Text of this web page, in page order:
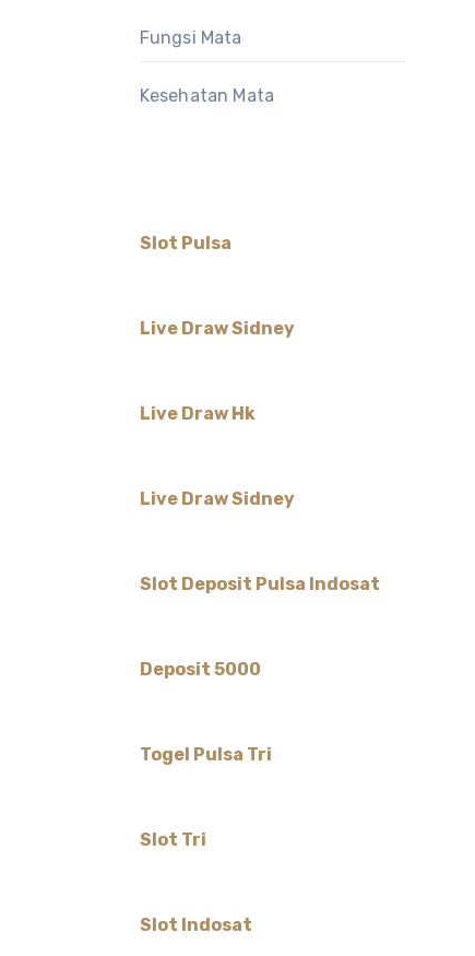
Fungsi Mata
Kesehatan Mata
Slot Pulsa
Live Draw Sidney
Live Draw Hk
Live Draw Sidney
Slot Deposit Pulsa Indosat
Deposit 5000
Togel Pulsa Tri
Slot Tri
Slot Indosat